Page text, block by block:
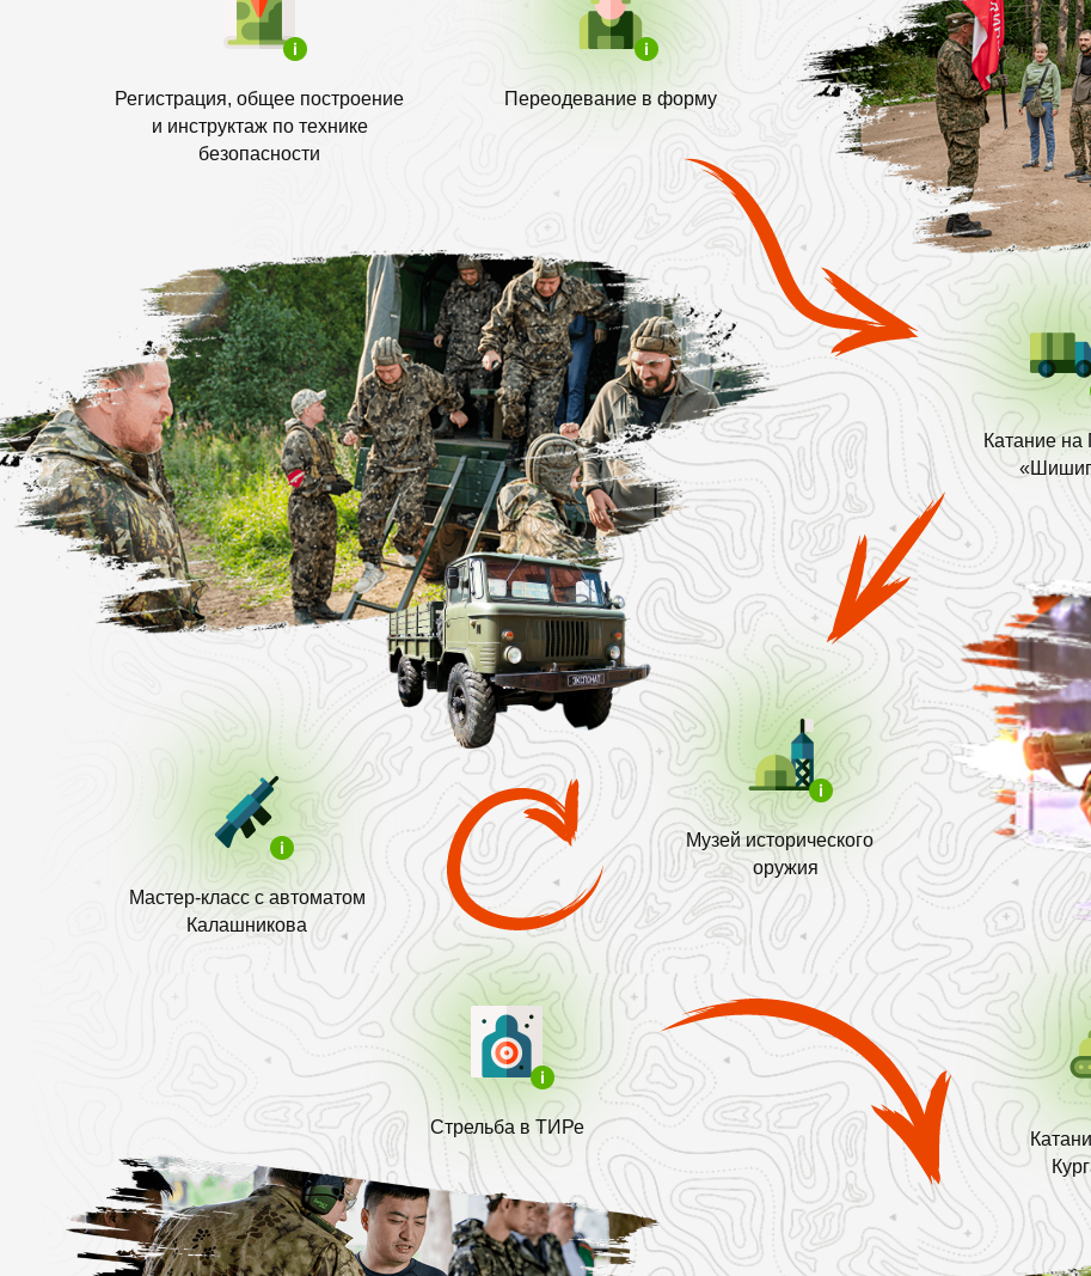
Переодевание в форму
Стрельба в ТИРе
Мастер-класс с автоматом
Калашникова
Музей исторического
оружия
Катание на
Регистрация, общее построение
и инструктаж по технике
безопасности